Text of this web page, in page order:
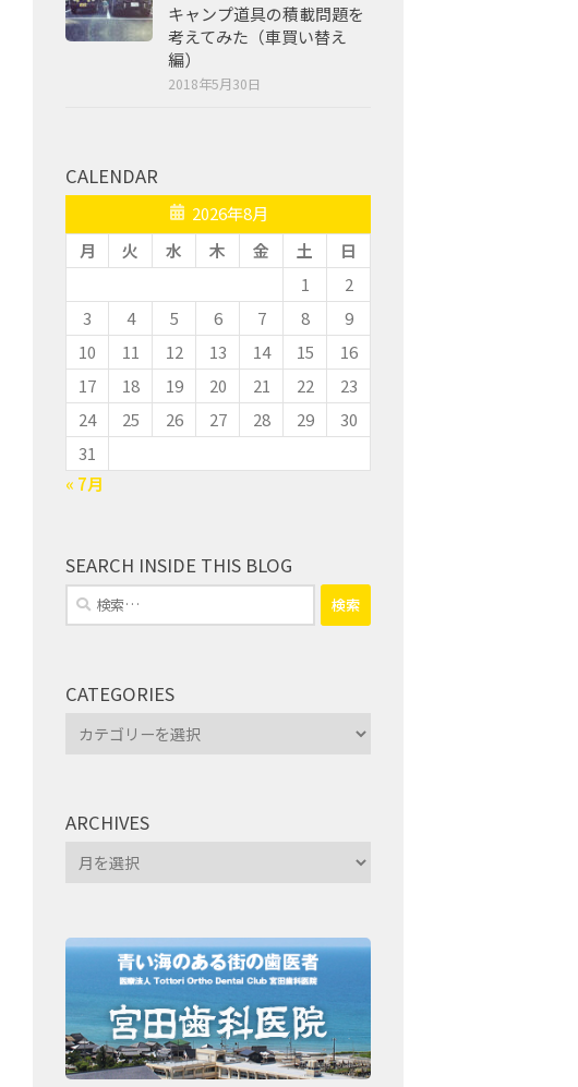
キャンプ道具の積載問題を
考えてみた（車買い替え
編）
2018年5月30日
CALENDAR
2026年8月
月
火 水 木 金 土
日
1
2
3
4 5 6 7 8
9
10
11 12 13 14 15
16
17
18 19 20 21 22
23
24
25 26 27 28 29
30
31
« 7月
SEARCH INSIDE THIS BLOG
検
索:
CATEGORIES
Categories
ARCHIVES
Archives